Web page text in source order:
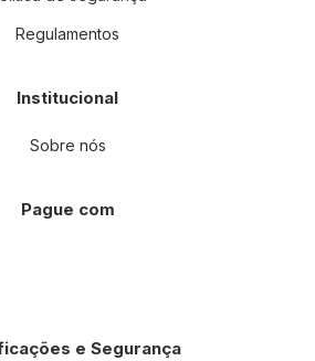
Regulamentos
Institucional
Sobre nós
Pague com
e Segurança